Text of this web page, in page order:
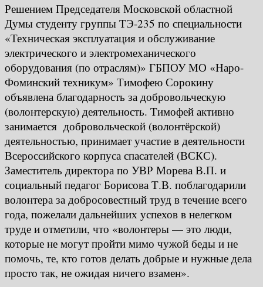
Решением Председателя Московской областной
Думы студенту группы ТЭ-235 по специальности
«Техническая эксплуатация и обслуживание
электрического и электромеханического
оборудования (по отраслям)» ГБПОУ МО «Наро-
Фоминский техникум» Тимофею Сорокину
объявлена благодарность за добровольческую
(волонтерскую) деятельность. Тимофей активно
занимается добровольческой (волонтёрской)
деятельностью, принимает участие в деятельности
Всероссийского корпуса спасателей (ВСКС).
Заместитель директора по УВР Морева В.П. и
социальный педагог Борисова Т.В. поблагодарили
волонтера за добросовестный труд в течение всего
года, пожелали дальнейших успехов в нелегком
труде и отметили, что «волонтеры — это люди,
которые не могут пройти мимо чужой беды и не
помочь, те, кто готов делать добрые и нужные дела
просто так, не ожидая ничего взамен».